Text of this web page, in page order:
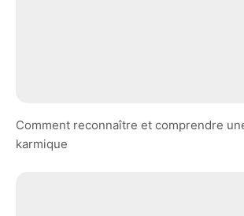
Comment reconnaître et comprendre
karmique